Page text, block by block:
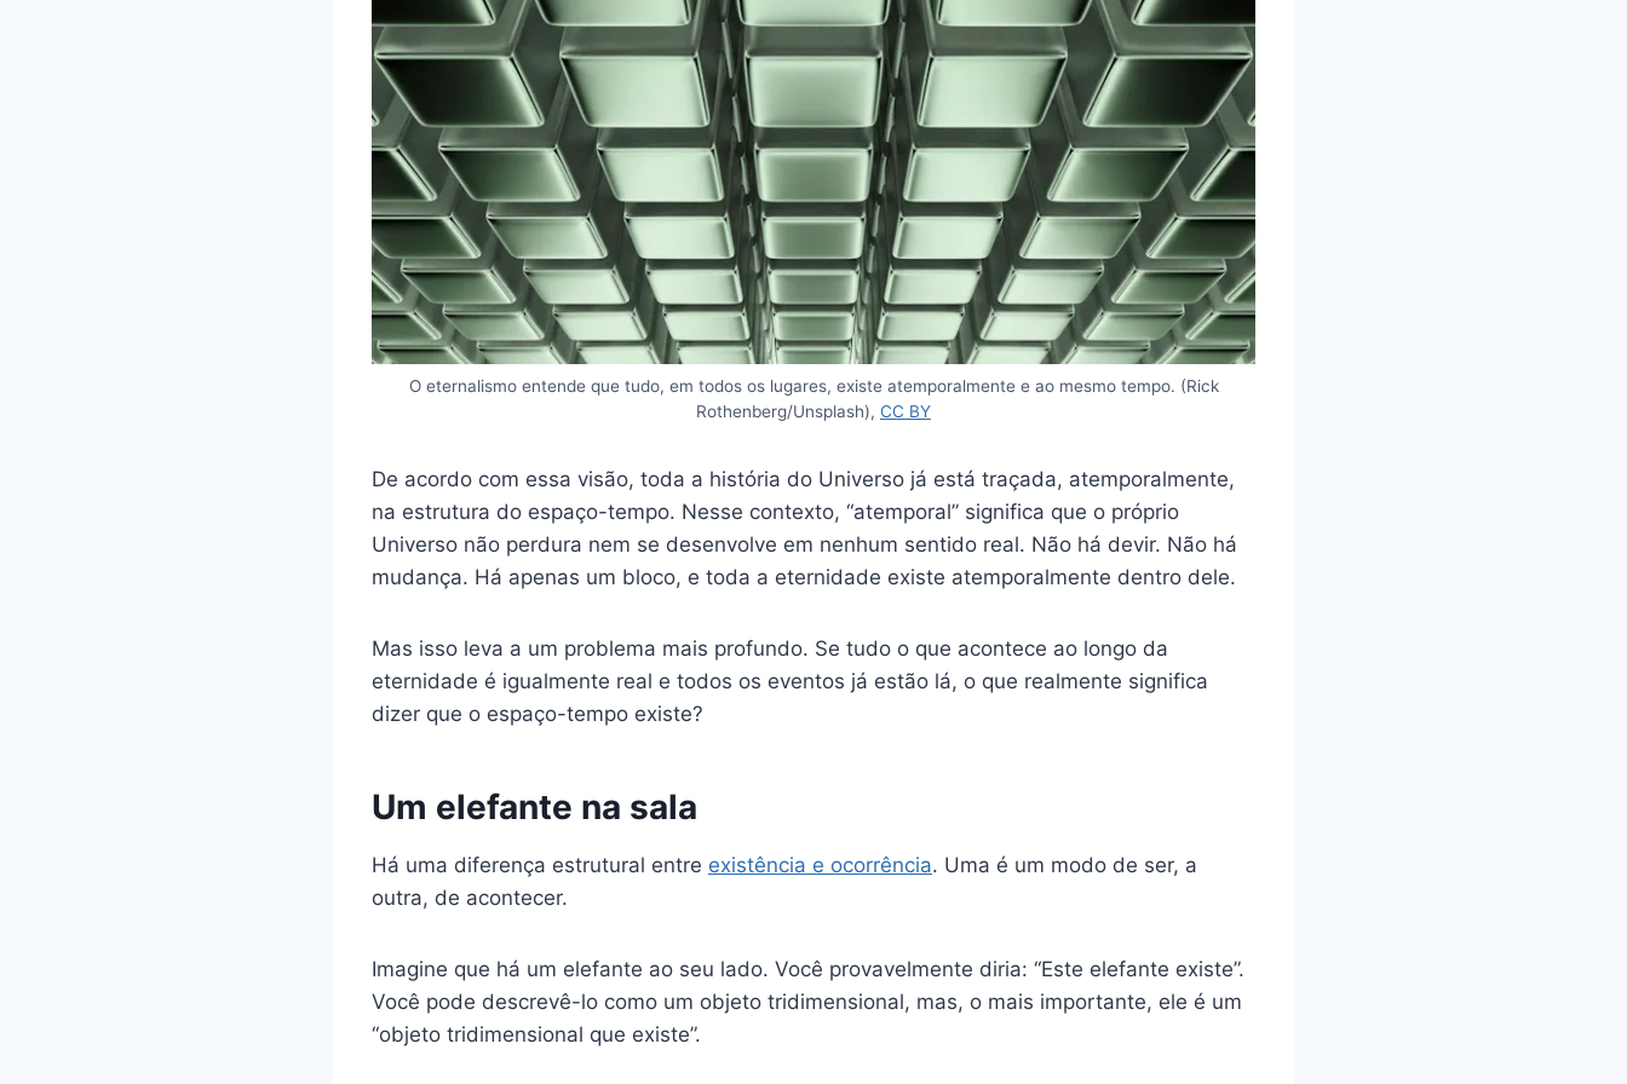
O eternalismo entende que tudo, em todos os lugares, existe atemporalmente e ao mesmo tempo. (Rick
Rothenberg/Unsplash), CC BY
De acordo com essa visão, toda a história do Universo já está traçada, atemporalmente,
na estrutura do espaço-tempo. Nesse contexto, “atemporal” significa que o próprio
Universo não perdura nem se desenvolve em nenhum sentido real. Não há devir. Não há
mudança. Há apenas um bloco, e toda a eternidade existe atemporalmente dentro dele.
Mas isso leva a um problema mais profundo. Se tudo o que acontece ao longo da
eternidade é igualmente real e todos os eventos já estão lá, o que realmente significa
dizer que o espaço-tempo existe?
Um elefante na sala
Há uma diferença estrutural entre existência e ocorrência. Uma é um modo de ser, a
outra, de acontecer.
Imagine que há um elefante ao seu lado. Você provavelmente diria: “Este elefante existe”.
Você pode descrevê-lo como um objeto tridimensional, mas, o mais importante, ele é um
“objeto tridimensional que existe”.